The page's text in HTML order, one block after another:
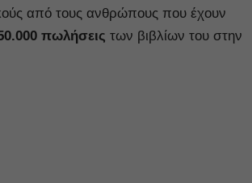
από τους ανθρώπους που έχουν
πωλήσεις των βιβλίων του στην